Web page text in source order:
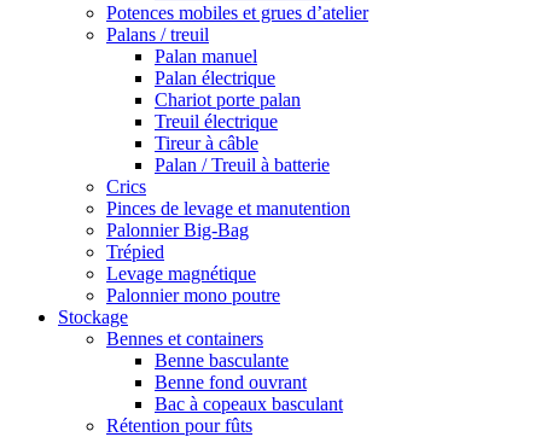
Potences mobiles et grues d’atelier
Palans / treuil
Palan manuel
Palan électrique
Chariot porte palan
Treuil électrique
Tireur à câble
Palan / Treuil à batterie
Crics
Pinces de levage et manutention
Palonnier Big-Bag
Trépied
Levage magnétique
Palonnier mono poutre
Stockage
Bennes et containers
Benne basculante
Benne fond ouvrant
Bac à copeaux basculant
Rétention pour fûts